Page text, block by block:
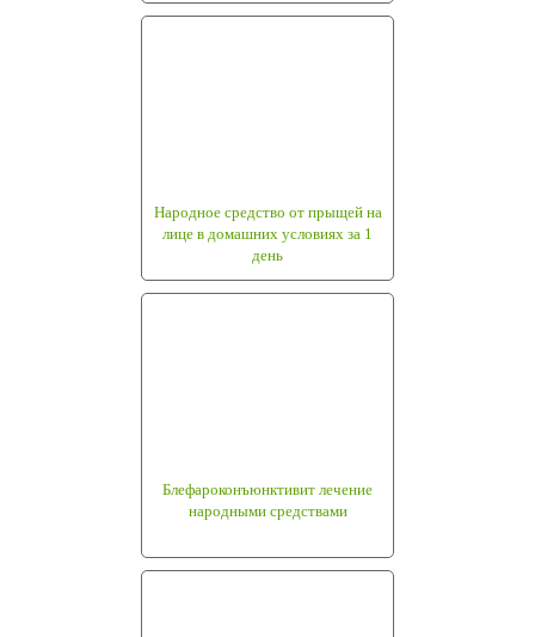
Народное средство от прыщей на
лице в домашних условиях за 1
день
Блефароконъюнктивит лечение
народными средствами